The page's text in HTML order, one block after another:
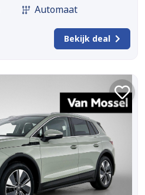
Automaat
Bekijk deal